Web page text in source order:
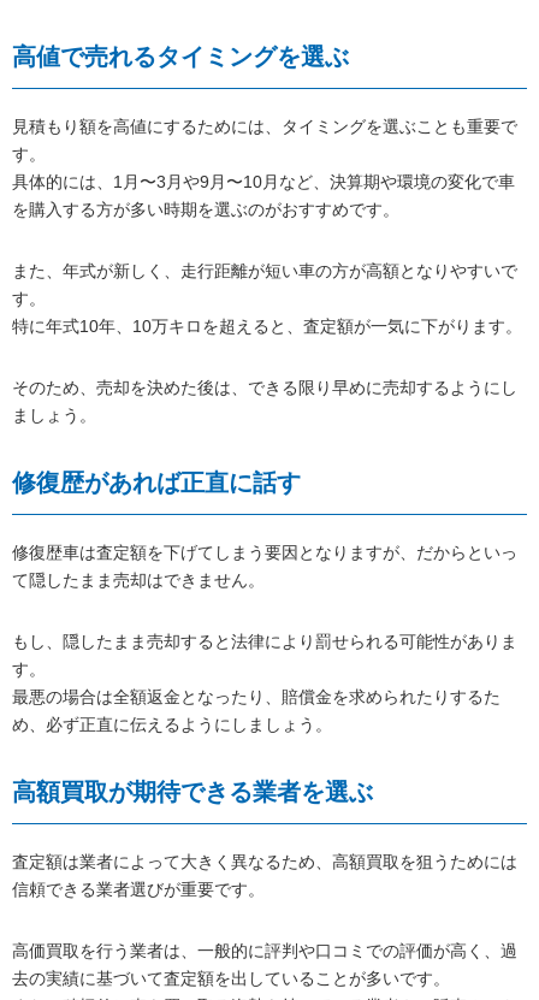
高値で売れるタイミングを選ぶ
見積もり額を高値にするためには、タイミングを選ぶことも重要で
す。
具体的には、1月〜3月や9月〜10月など、決算期や環境の変化で車
を購入する方が多い時期を選ぶのがおすすめです。
また、年式が新しく、走行距離が短い車の方が高額となりやすいで
す。
特に年式10年、10万キロを超えると、査定額が一気に下がります。
そのため、売却を決めた後は、できる限り早めに売却するようにし
ましょう。
修復歴があれば正直に話す
修復歴車は査定額を下げてしまう要因となりますが、だからといっ
て隠したまま売却はできません。
もし、隠したまま売却すると法律により罰せられる可能性がありま
す。
最悪の場合は全額返金となったり、賠償金を求められたりするた
め、必ず正直に伝えるようにしましょう。
高額買取が期待できる業者を選ぶ
査定額は業者によって大きく異なるため、高額買取を狙うためには
信頼できる業者選びが重要です。
高価買取を行う業者は、一般的に評判や口コミでの評価が高く、過
去の実績に基づいて査定額を出していることが多いです。